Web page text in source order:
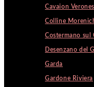
Cavaion
Colline
Costermano sul
Desenzano del
Garda
Gardone Riviera